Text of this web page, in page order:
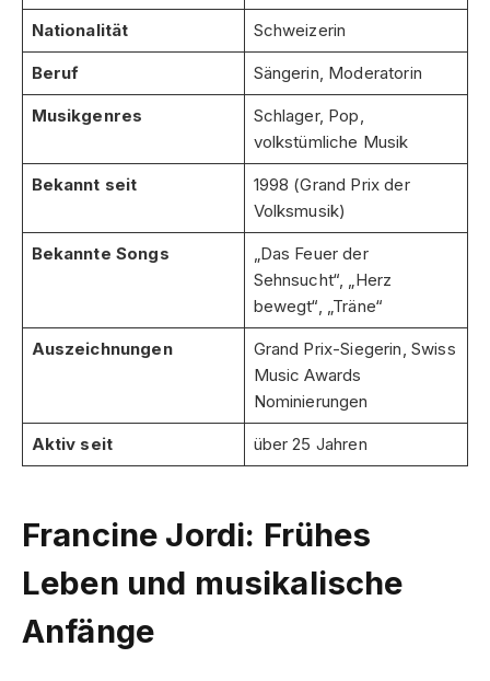
Nationalität Schweizerin
Beruf Sängerin, Moderatorin
Musikgenres
Schlager, Pop,
volkstümliche Musik
Bekannt seit
1998 (Grand Prix der
Volksmusik)
Bekannte Songs
„Das Feuer der
Sehnsucht“, „Herz
bewegt“, „Träne“
Auszeichnungen
Grand Prix-Siegerin, Swiss
Music Awards
Nominierungen
Aktiv seit über 25 Jahren
Francine Jordi: Frühes
Leben und musikalische
Anfänge